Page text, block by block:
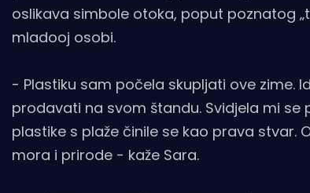
oslikava simbole otoka, poput poznatog
mladooj osobi.
- Plastiku sam počela skupljati ove zime.
prodavati na svom štandu. Svidjela mi
plastike s plaže činile se kao prava stvar.
mora i prirode - kaže Sara.